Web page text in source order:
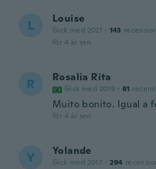
L Louise
Gick med 2021 · 143
för 4 år sen
R Rosalia Rita
Gick med 2019 · 61
Muito bonito. Igual a
för 4 år sen
Y Yolande
Gick med 2017 · 294